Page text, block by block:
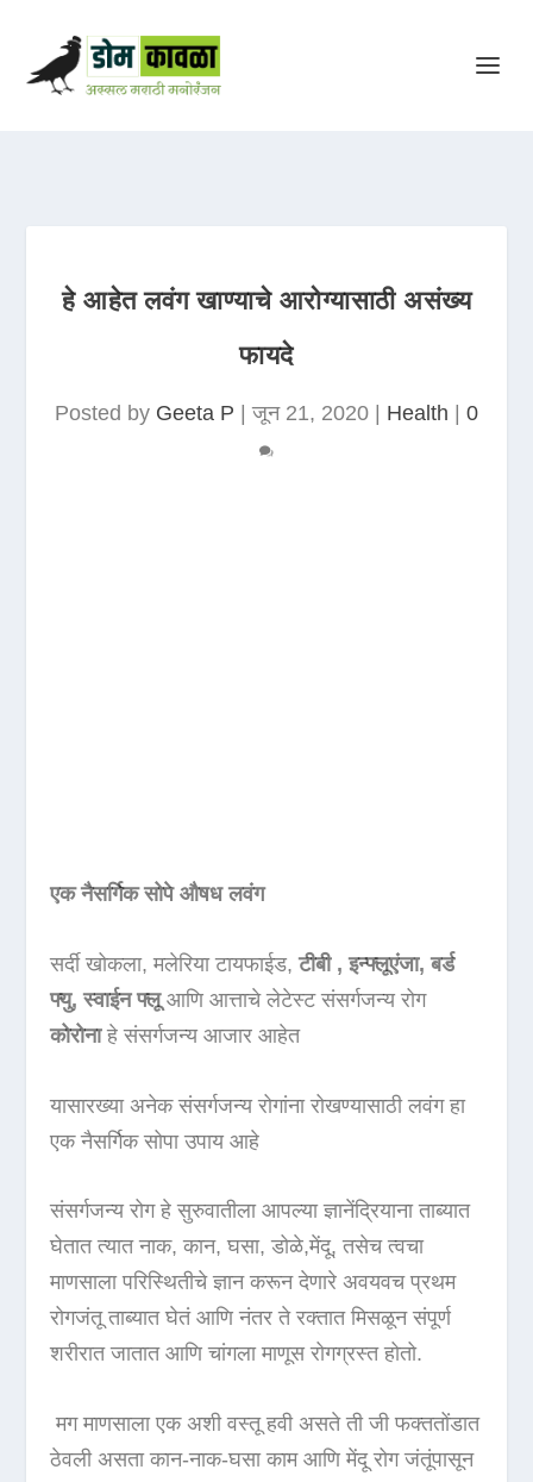
हे आहेत लवंग खाण्याचे आरोग्यासाठी असंख्य
फायदे
Posted by Geeta P |जून 21, 2020 Health 0
एक नैसर्गिक सोपे औषध लवंग
सर्दी खोकला, मलेरिया टायफाईड,टीबी , इन्फ्लूएंजा, बर्ड
फ्यु, स्वाईन फ्लूआणि आत्ताचे लेटेस्ट संसर्गजन्य रोग
कोरोनाहे संसर्गजन्य आजार आहेत
यासारख्या अनेक संसर्गजन्य रोगांना रोखण्यासाठी लवंग हा
एक नैसर्गिक सोपा उपाय आहे
संसर्गजन्य रोग हे सुरुवातीला आपल्या ज्ञानेंद्रियाना ताब्यात
घेतात त्यात नाक, कान, घसा, डोळे,मेंदू, तसेच त्वचा
माणसाला परिस्थितीचे ज्ञान करून देणारे अवयवच प्रथम
रोगजंतू ताब्यात घेतं आणि नंतर ते रक्तात मिसळून संपूर्ण
शरीरात जातात आणि चांगला माणूस रोगग्रस्त होतो.
मग माणसाला एक अशी वस्तू हवी असते ती जी फक्ततोंडात
ठेवली असता कान-नाक-घसा काम आणि मेंदू रोग जंतूंपासून